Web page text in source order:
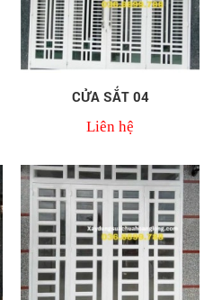
CỬA SẮT 04
Liên hệ